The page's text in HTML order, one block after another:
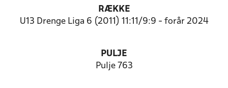
RÆKKE
U13 Drenge Liga 6 (2011) 11:11/9:9 - forår 2024
PULJE
Pulje 763